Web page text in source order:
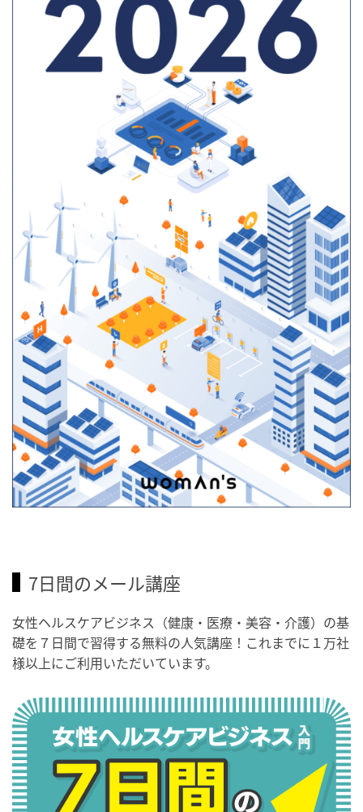
7日間のメール講座
女性ヘルスケアビジネス（健康・医療・美容・介護）の基
礎を７日間で習得する無料の人気講座！これまでに１万社
様以上にご利用いただいています。